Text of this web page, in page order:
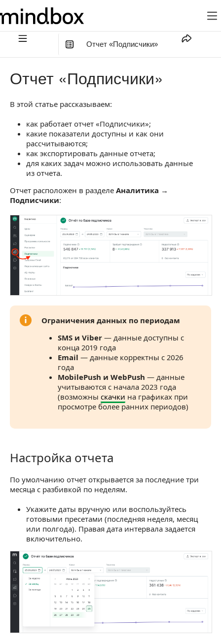
Отчет «Подписчики»
Показатели отчета
Подписчики
Требует подтверждения
Недоступные
Графики
График прироста
График подписок и отписок
Для чего будет полезен отчет
Как выгрузить отчет
Частые вопросы
Почему на графике резкий рост подписок?
Как удаление клиентов влияет на отчет?
Почему на графиках по MobilePush и WebPush
виден скачок в начале 2023 года?
Отчет «Подписчики»
В этой статье рассказываем:
как работает отчет «Подписчики»;
какие показатели доступны и как они
рассчитываются;
как экспортировать данные отчета;
для каких задач можно использовать данные
из отчета.
Отчет расположен в разделе Аналитика →
Подписчики:
Ограничения данных по периодам
SMS и Viber — данные доступны с
конца 2019 года
Email — данные корректны с 2026
года
MobilePush и WebPush — данные
учитываются с начала 2023 года
(возможны скачки на графиках при
просмотре более ранних периодов)
Настройка отчета
Настройка отчета
По умолчанию отчет открывается за последние три
месяца с разбивкой по неделям.
Укажите даты вручную или воспользуйтесь
готовыми пресетами (последняя неделя, месяц
или полгода). Правая дата интервала задается
включительно.